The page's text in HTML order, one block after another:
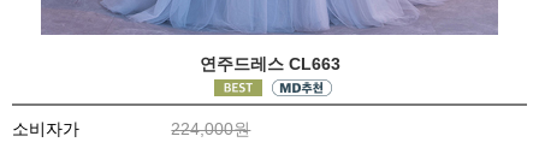
연주드레스 CL663
소비자가
224,000원